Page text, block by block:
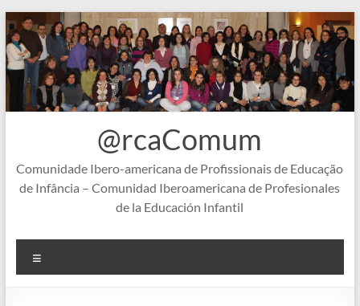
Skip
to
content
@rcaComum
Comunidade Ibero-americana de Profissionais de Educação
de Infância – Comunidad Iberoamericana de Profesionales
de la Educación Infantil